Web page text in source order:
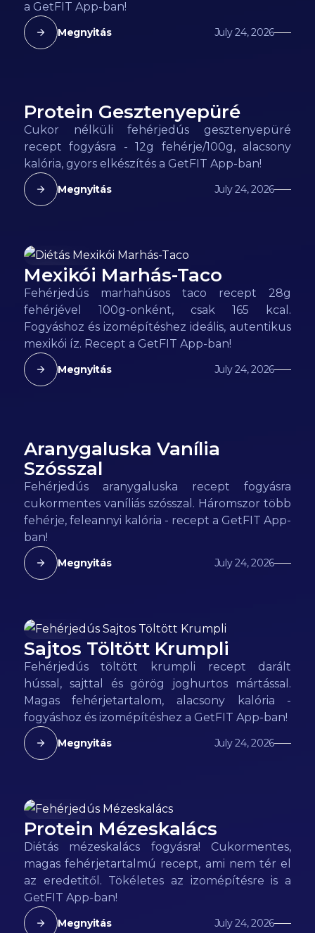
a GetFIT App-ban!
Megnyitás July 24, 2026
92kcal
Protein Gesztenyepüré
Cukor nélküli fehérjedús gesztenyepüré
recept fogyásra - 12g fehérje/100g, alacsony
kalória, gyors elkészítés a GetFIT App-ban!
Megnyitás July 24, 2026
165kcal
Mexikói Marhás-Taco
Fehérjedús marhahúsos taco recept 28g
fehérjével 100g-onként, csak 165 kcal.
Fogyáshoz és izomépítéshez ideális, autentikus
mexikói íz. Recept a GetFIT App-ban!
Megnyitás July 24, 2026
168kcal
Aranygaluska Vanília
Szósszal
Fehérjedús aranygaluska recept fogyásra
cukormentes vaníliás szósszal. Háromszor több
fehérje, feleannyi kalória - recept a GetFIT App-
ban!
Megnyitás July 24, 2026
118kcal
Sajtos Töltött Krumpli
Fehérjedús töltött krumpli recept darált
hússal, sajttal és görög joghurtos mártással.
Magas fehérjetartalom, alacsony kalória -
fogyáshoz és izomépítéshez a GetFIT App-ban!
Megnyitás July 24, 2026
298kcal
Protein Mézeskalács
Diétás mézeskalács fogyásra! Cukormentes,
magas fehérjetartalmú recept, ami nem tér el
az eredetitől. Tökéletes az izomépítésre is a
GetFIT App-ban!
Megnyitás July 24, 2026